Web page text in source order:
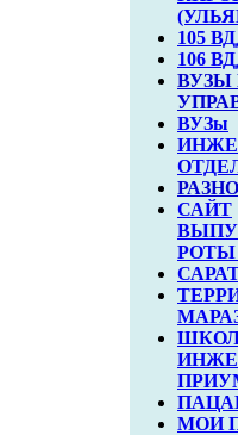
105
106
ВУЗЫ
ВУЗы
САЙТ
РОТЫ
МОИ